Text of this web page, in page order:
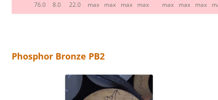
76.0
8.0
22.0
max
max
max
max
max
max
max
Phosphor Bronze PB2